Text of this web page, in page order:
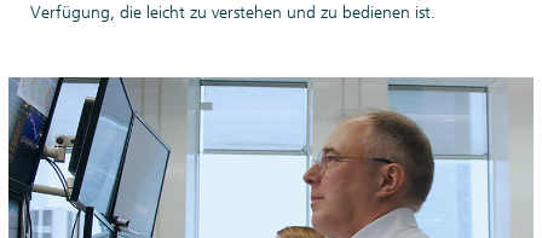
Verfügung, die leicht zu verstehen und zu bedienen ist.